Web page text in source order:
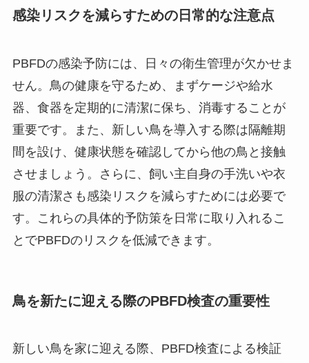
感染リスクを減らすための日常的な注意点
PBFDの感染予防には、日々の衛生管理が欠かせま
せん。鳥の健康を守るため、まずケージや給水
器、食器を定期的に清潔に保ち、消毒することが
重要です。また、新しい鳥を導入する際は隔離期
間を設け、健康状態を確認してから他の鳥と接触
させましょう。さらに、飼い主自身の手洗いや衣
服の清潔さも感染リスクを減らすためには必要で
す。これらの具体的予防策を日常に取り入れるこ
とでPBFDのリスクを低減できます。
鳥を新たに迎える際のPBFD検査の重要性
新しい鳥を家に迎える際、PBFD検査による検証